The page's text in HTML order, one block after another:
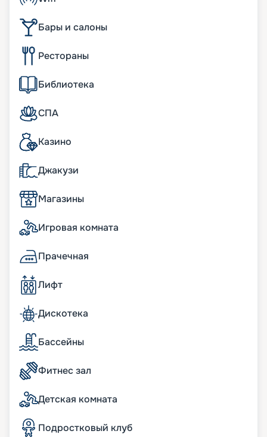
3 открытых бассейна, включая 1 бассейн только
для взрослых;
1 закрытый бассейн с раздвижной стеклянной
крышей;
64 индивидуальные кабаны (у бассейнов);
множество открытых и закрытых джакузи;
лаунджи у бассейнов;
казино;
художественная галерея;
школа кулинарного мастерства;
Wellness и фитнес-центр
кв.м с широким спектром велнес-услуг на
открытых и закрытых пространствах, более 270
кв.м фитнес-пространства с новейшим
Панорамные окна; просторные террасы с
обеденной зоной и шезлонгами; кофемашина и
чайная станция; мини-бар, пополняемый по
потребностям гостей; пара биноклей; халаты и
тапочки в ванных комнатах; фен Dyson
гардеробные с туалетным столиком.
бесплатный Wi-Fi;
информационно-развлекательная система,
включая Smart TV, легкое подключение к
персональным гаджетам;
телефон с голосовой почтой;
беспроводная зарядная станция на
прикроватных тумбочках;
система индивидуального климат-контроля;
24 часа в сутки консьерж-служба;
24 часа в сутки обслуживание номеров «in-suite
Бары и салоны
Рестораны
Библиотека
СПА
Казино
Джакузи
Магазины
Игровая комната
Прачечная
Лифт
Дискотека
Бассейны
Фитнес зал
Детская комната
Подростковый клуб